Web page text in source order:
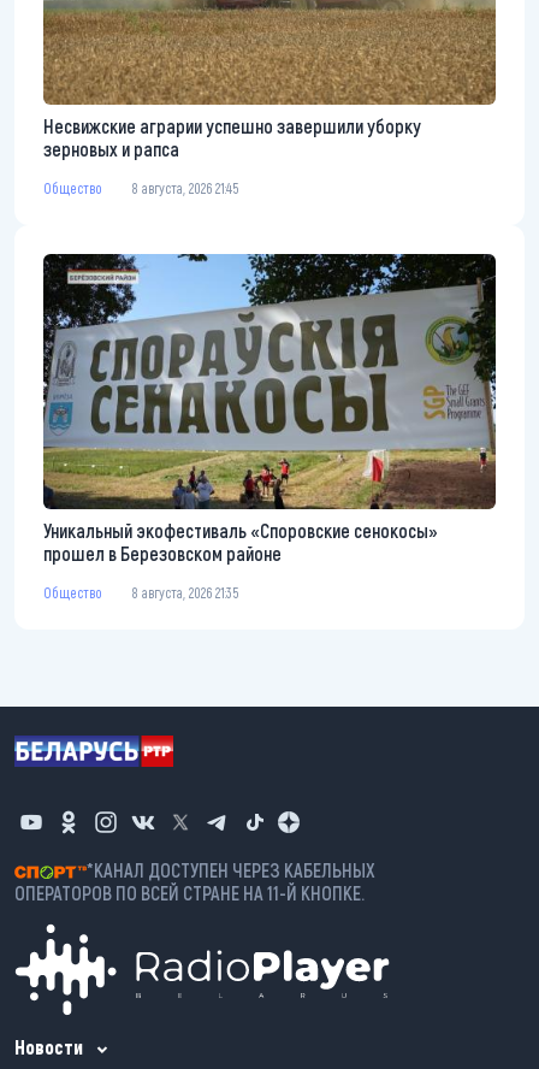
Несвижские аграрии успешно завершили уборку
зерновых и рапса
Общество 8 августа, 2026 21:45
Уникальный экофестиваль «Споровские сенокосы»
прошел в Березовском районе
Общество 8 августа, 2026 21:35
*КАНАЛ ДОСТУПЕН ЧЕРЕЗ КАБЕЛЬНЫХ
ОПЕРАТОРОВ ПО ВСЕЙ СТРАНЕ НА 11-Й КНОПКЕ.
Новости